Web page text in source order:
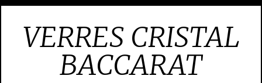
VERRES CRISTAL
BACCARAT